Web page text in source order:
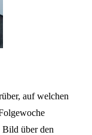
auf welchen
Bild über den